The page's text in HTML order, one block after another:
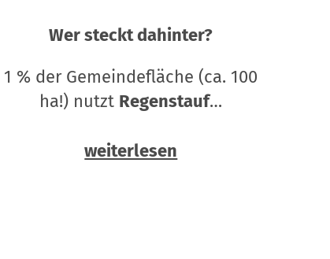
Wer steckt dahinter?
1 % der Gemeindefläche (ca. 100
ha!) nutzt Regenstauf…
weiterlesen